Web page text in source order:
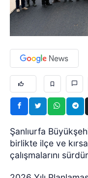
Şanlıurfa
birlikte ilçe ve
çalışmalarını